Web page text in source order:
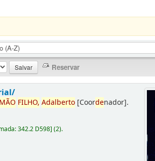
FILHO, Adalberto [Coordenador].
342.2 D598](2).